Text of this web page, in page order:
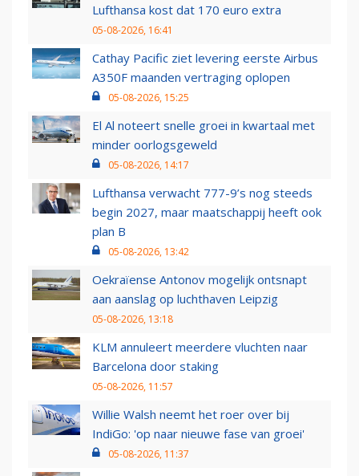
Lufthansa kost dat 170 euro extra
05-08-2026, 16:41
Cathay Pacific ziet levering eerste Airbus
A350F maanden vertraging oplopen
05-08-2026, 15:25
El Al noteert snelle groei in kwartaal met
minder oorlogsgeweld
05-08-2026, 14:17
Lufthansa verwacht 777-9’s nog steeds
begin 2027, maar maatschappij heeft ook
plan B
05-08-2026, 13:42
Oekraïense Antonov mogelijk ontsnapt
aan aanslag op luchthaven Leipzig
05-08-2026, 13:18
KLM annuleert meerdere vluchten naar
Barcelona door staking
05-08-2026, 11:57
Willie Walsh neemt het roer over bij
IndiGo: 'op naar nieuwe fase van groei'
05-08-2026, 11:37